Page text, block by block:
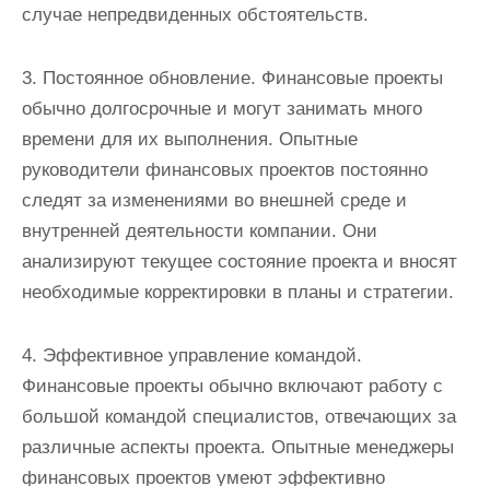
случае непредвиденных обстоятельств.
3. Постоянное обновление. Финансовые проекты
обычно долгосрочные и могут занимать много
времени для их выполнения. Опытные
руководители финансовых проектов постоянно
следят за изменениями во внешней среде и
внутренней деятельности компании. Они
анализируют текущее состояние проекта и вносят
необходимые корректировки в планы и стратегии.
4. Эффективное управление командой.
Финансовые проекты обычно включают работу с
большой командой специалистов, отвечающих за
различные аспекты проекта. Опытные менеджеры
финансовых проектов умеют эффективно